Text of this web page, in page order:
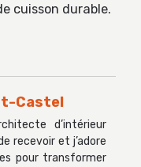
cuisson durable.
Castel
d’intérieur
recevoir et j’adore
pour transformer